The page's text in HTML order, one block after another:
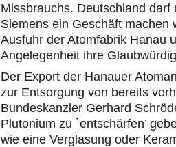
Missbrauchs. Deutschland
Siemens ein Geschäft machen
Ausfuhr der Atomfabrik Hanau
Angelegenheit ihre
Der Export der Hanauer
zur Entsorgung von bereits
Bundeskanzler Gerhard
Plutonium zu `entschärfen’
wie eine Verglasung oder